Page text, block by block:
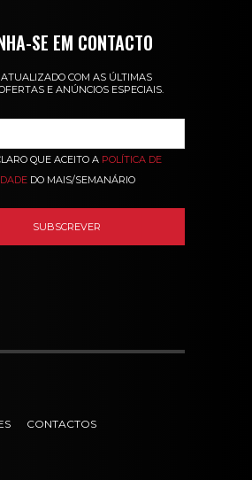
SE EM CONTACTO
COM AS ÚLTIMAS
E ANÚNCIOS ESPECIAIS.
QUE ACEITO A POLÍTICA DE
DO MAIS/SEMANÁRIO
CONTACTOS